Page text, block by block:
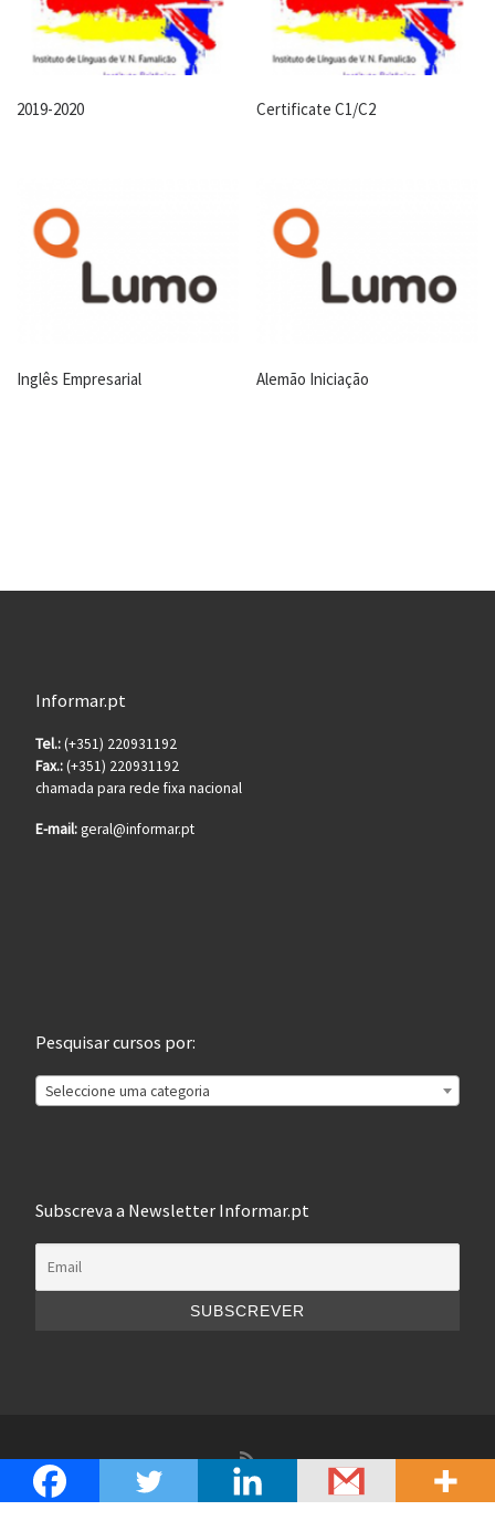
2019-2020 Certificate C1/C2
Inglês Empresarial Alemão Iniciação
Informar.pt
Tel.:(+351) 220931192
Fax.:(+351) 220931192
chamada para rede fixa nacional
E-mail:geral@informar.pt
Pesquisar cursos por:
Seleccione uma categoria
Subscreva a Newsletter Informar.pt